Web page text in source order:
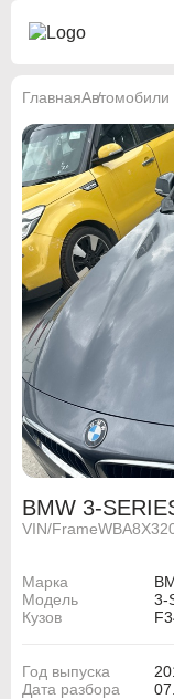
ГлавнаяАвтомобили
BMW 3-
VIN/Frame
Марка
Модель
3-
Кузов
Год выпуска
Дата разбора